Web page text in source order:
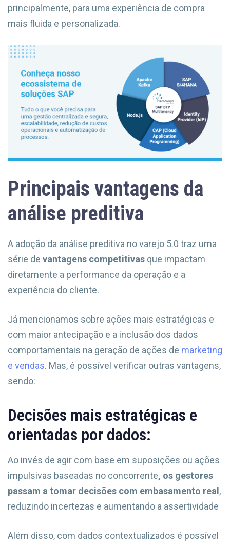
principalmente, para uma experiência de compra
mais fluida e personalizada.
Principais vantagens da
análise preditiva
A adoção da análise preditiva no varejo 5.0 traz uma
série de vantagens competitivas que impactam
diretamente a performance da operação e a
experiência do cliente.
Já mencionamos sobre ações mais estratégicas e
com maior antecipação e a inclusão dos dados
comportamentais na geração de ações de marketing
e vendas. Mas, é possível verificar outras vantagens,
sendo:
Decisões mais estratégicas e
orientadas por dados:
Ao invés de agir com base em suposições ou ações
impulsivas baseadas no concorrente, os gestores
passam a tomar decisões com embasamento real ,
reduzindo incertezas e aumentando a assertividade
Além disso, com dados contextualizados é possível